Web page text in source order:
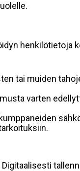
henkilötietoja
tai muiden
varten